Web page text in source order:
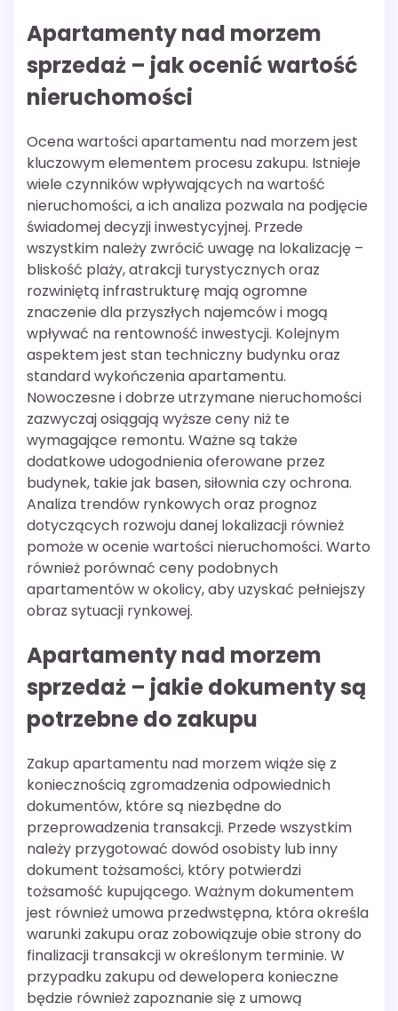
Apartamenty nad morzem
sprzedaż – jak ocenić wartość
nieruchomości
Ocena wartości apartamentu nad morzem jest
kluczowym elementem procesu zakupu. Istnieje
wiele czynników wpływających na wartość
nieruchomości, a ich analiza pozwala na podjęcie
świadomej decyzji inwestycyjnej. Przede
wszystkim należy zwrócić uwagę na lokalizację –
bliskość plaży, atrakcji turystycznych oraz
rozwiniętą infrastrukturę mają ogromne
znaczenie dla przyszłych najemców i mogą
wpływać na rentowność inwestycji. Kolejnym
aspektem jest stan techniczny budynku oraz
standard wykończenia apartamentu.
Nowoczesne i dobrze utrzymane nieruchomości
zazwyczaj osiągają wyższe ceny niż te
wymagające remontu. Ważne są także
dodatkowe udogodnienia oferowane przez
budynek, takie jak basen, siłownia czy ochrona.
Analiza trendów rynkowych oraz prognoz
dotyczących rozwoju danej lokalizacji również
pomoże w ocenie wartości nieruchomości. Warto
również porównać ceny podobnych
apartamentów w okolicy, aby uzyskać pełniejszy
obraz sytuacji rynkowej.
Apartamenty nad morzem
sprzedaż – jakie dokumenty są
potrzebne do zakupu
Zakup apartamentu nad morzem wiąże się z
koniecznością zgromadzenia odpowiednich
dokumentów, które są niezbędne do
przeprowadzenia transakcji. Przede wszystkim
należy przygotować dowód osobisty lub inny
dokument tożsamości, który potwierdzi
tożsamość kupującego. Ważnym dokumentem
jest również umowa przedwstępna, która określa
warunki zakupu oraz zobowiązuje obie strony do
finalizacji transakcji w określonym terminie. W
przypadku zakupu od dewelopera konieczne
będzie również zapoznanie się z umową